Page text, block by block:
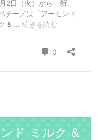
ド ミルク &